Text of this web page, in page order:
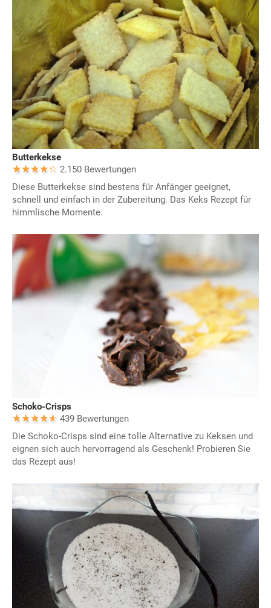
Butterkekse
2.150 Bewertungen
Diese Butterkekse sind bestens für Anfänger geeignet,
schnell und einfach in der Zubereitung. Das Keks Rezept für
himmlische Momente.
Schoko-Crisps
439 Bewertungen
Die Schoko-Crisps sind eine tolle Alternative zu Keksen und
eignen sich auch hervorragend als Geschenk! Probieren Sie
das Rezept aus!